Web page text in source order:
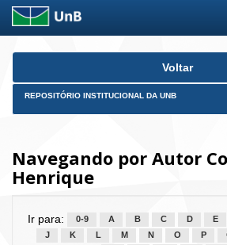
Skip
Voltar
REPOSITÓRIO INSTITUCIONAL DA UNB
Navegando por Autor
Henrique
Ir para: 0-9 A B C D E
J
K L M N O P